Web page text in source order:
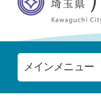
メインメニュー